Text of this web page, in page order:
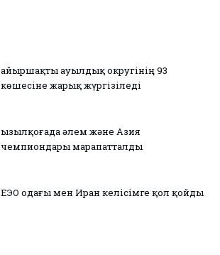
Қайыршақты ауылдық округінің 93
көшесіне жарық жүргізіледі
Қызылқоғада әлем және Азия
чемпиондары марапатталды
ЕЭО одағы мен Иран келісімге қол қойды